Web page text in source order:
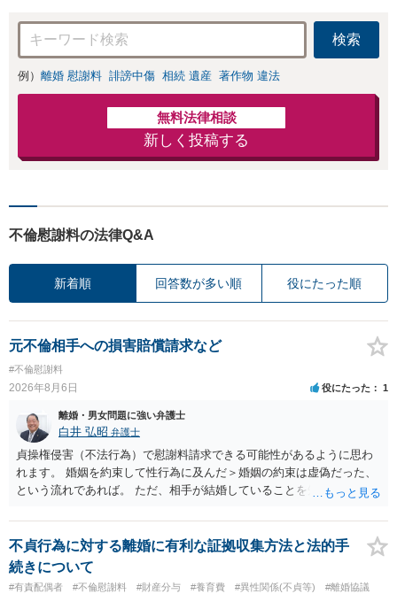
応可：開示請求の
意見照会が来たと
きの対処法、被害
者との示談交渉
検索
例） 離婚 慰謝料 誹謗中傷 相続 遺産 著作物 違法
無料法律相談
新しく投稿する
不倫慰謝料の法律Q&A
新着順 回答数が多い順 役にたった順
元不倫相手への損害賠償請求など
#不倫慰謝料
2026年8月6日 役にたった 1
離婚・男女問題に強い弁護士
白井 弘昭 弁護士
貞操権侵害（不法行為）で慰謝料請求できる可能性があるように思わ
れます。 婚姻を約束して性行為に及んだ＞婚姻の約束は虚偽だった、
という流れであれば。 ただ、相手が結婚していることを知って行為に
性も認められそうですので、あまり慰謝料は高額にならないように思
われます。 一度、最寄りの弁護士に相談してみてください。
不貞行為に対する離婚に有利な証拠収集方法と法的手
続きについて
#有責配偶者 #不倫慰謝料 #財産分与 #養育費 #異性関係(不貞等) #離婚協議